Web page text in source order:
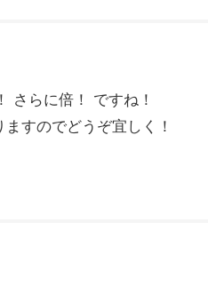
さらに倍！ ですね！
すのでどうぞ宜しく！